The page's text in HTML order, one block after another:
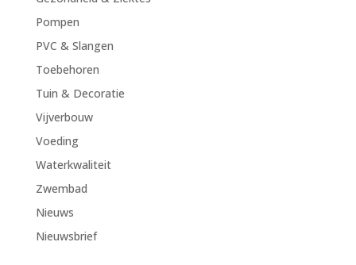
Pompen
PVC & Slangen
Toebehoren
Tuin & Decoratie
Vijverbouw
Voeding
Waterkwaliteit
Zwembad
Nieuws
Nieuwsbrief